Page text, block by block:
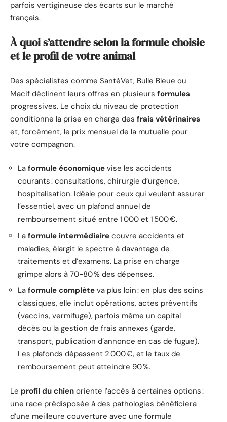
parfois vertigineuse des écarts sur le marché
français.
À quoi s’attendre selon la formule choisie
et le profil de votre animal
Des spécialistes comme SantéVet, Bulle Bleue ou
Macif déclinent leurs offres en plusieurs formules
progressives. Le choix du niveau de protection
conditionne la prise en charge des frais vétérinaires
et, forcément, le prix mensuel de la mutuelle pour
votre compagnon.
La formule économique vise les accidents
courants : consultations, chirurgie d’urgence,
hospitalisation. Idéale pour ceux qui veulent assurer
l’essentiel, avec un plafond annuel de
remboursement situé entre 1 000 et 1 500 €.
La formule intermédiaire couvre accidents et
maladies, élargit le spectre à davantage de
traitements et d’examens. La prise en charge
grimpe alors à 70-80 % des dépenses.
La formule complète va plus loin : en plus des soins
classiques, elle inclut opérations, actes préventifs
(vaccins, vermifuge), parfois même un capital
décès ou la gestion de frais annexes (garde,
transport, publication d’annonce en cas de fugue).
Les plafonds dépassent 2 000 €, et le taux de
remboursement peut atteindre 90 %.
Le profil du chien oriente l’accès à certaines options :
une race prédisposée à des pathologies bénéficiera
d’une meilleure couverture avec une formule